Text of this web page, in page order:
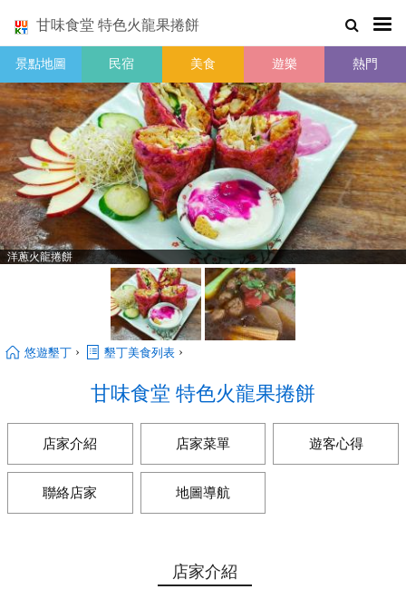
甘味食堂 特色火龍果捲餅
景點地圖 民宿 美食 遊樂 熱門
洋蔥火龍捲餅
悠遊墾丁 › 墾丁美食列表 ›
甘味食堂 特色火龍果捲餅
店家介紹 店家菜單 遊客心得
聯絡店家 地圖導航
店家介紹